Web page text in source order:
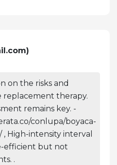
)
on the risks and
therapy.
remains key. -
conlupa/boyaca-
High-intensity interval
efficient but not
.